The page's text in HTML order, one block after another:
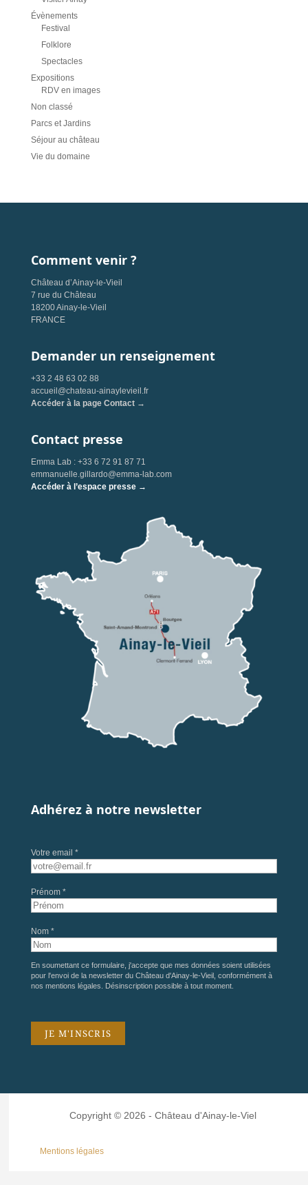
Évènements
Festival
Folklore
Spectacles
Expositions
RDV en images
Non classé
Parcs et Jardins
Séjour au château
Vie du domaine
Comment venir ?
Château d’Ainay-le-Vieil
7 rue du Château
18200 Ainay-le-Vieil
FRANCE
Demander un renseignement
+33 2 48 63 02 88
accueil@chateau-ainaylevieil.fr
Accéder à la page Contact →
Contact presse
Emma Lab : +33 6 72 91 87 71
emmanuelle.gillardo@emma-lab.com
Accéder à l’espace presse →
Adhérez à notre newsletter
Votre email *
Prénom *
Nom *
En soumettant ce formulaire, j'accepte que mes données soient utilisées
pour l'envoi de la newsletter du Château d'Ainay-le-Vieil, conformément à
nos mentions légales . Désinscription possible à tout moment.
Copyright © 2026 - Château d'Ainay-le-Viel
Mentions légales